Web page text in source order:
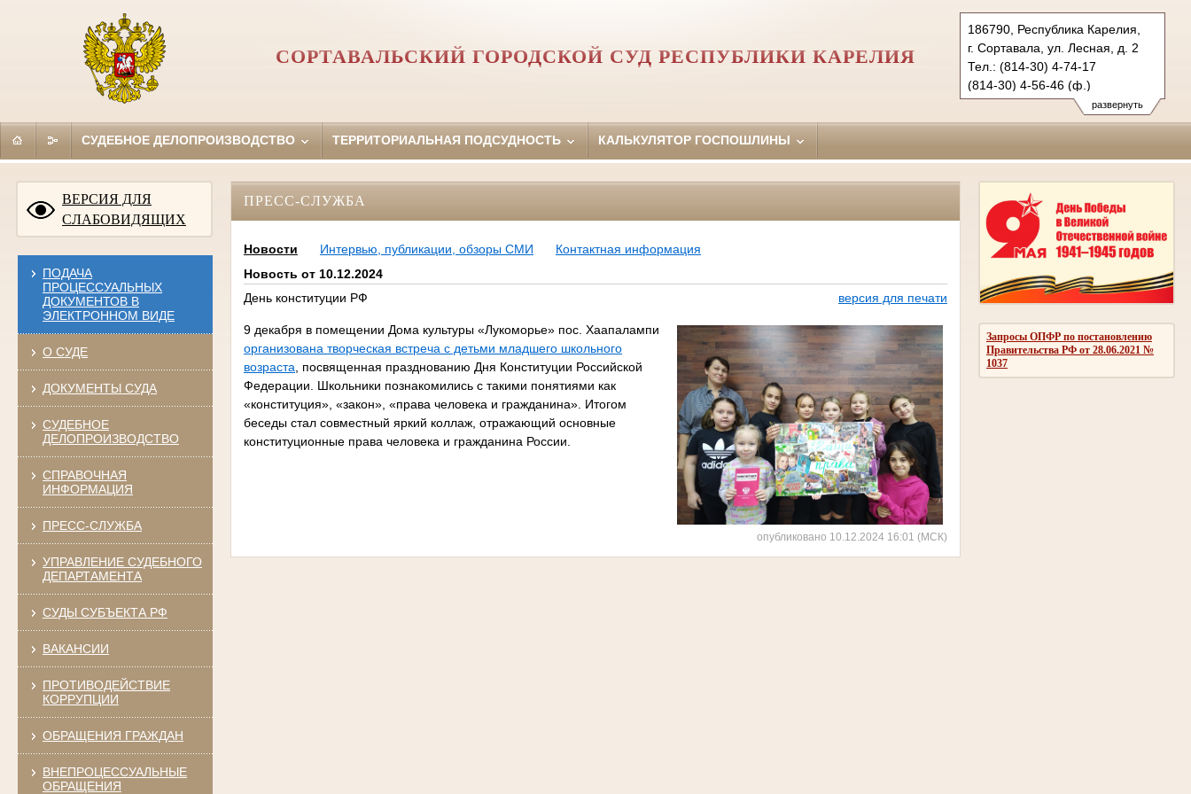
развернуть
186790, Республика Карелия,
г. Сортавала, ул. Лесная, д. 2
Тел.: (814-30) 4-74-17
(814-30) 4-56-46 (ф.)
sortavalsky.kar@sudrf.ru
СОРТАВАЛЬСКИЙ ГОРОДСКОЙ СУД РЕСПУБЛИКИ КАРЕЛИЯ
СУДЕБНОЕ ДЕЛОПРОИЗВОДСТВО ТЕРРИТОРИАЛЬНАЯ ПОДСУДНОСТЬ КАЛЬКУЛЯТОР ГОСПОШЛИНЫ
ВЕРСИЯ ДЛЯ
СЛАБОВИДЯЩИХ
ПОДАЧА
ПРОЦЕССУАЛЬНЫХ
ДОКУМЕНТОВ В
ЭЛЕКТРОННОМ ВИДЕ
О СУДЕ
ДОКУМЕНТЫ СУДА
СУДЕБНОЕ
ДЕЛОПРОИЗВОДСТВО
СПРАВОЧНАЯ
ИНФОРМАЦИЯ
ПРЕСС-СЛУЖБА
УПРАВЛЕНИЕ СУДЕБНОГО
ДЕПАРТАМЕНТА
СУДЫ СУБЪЕКТА РФ
ВАКАНСИИ
ПРОТИВОДЕЙСТВИЕ
КОРРУПЦИИ
ОБРАЩЕНИЯ ГРАЖДАН
ВНЕПРОЦЕССУАЛЬНЫЕ
ОБРАЩЕНИЯ
Запросы ОПФР по постановлению
Правительства РФ от 28.06.2021 №
1037
ПРЕСС-СЛУЖБА
Новости Интервью, публикации, обзоры СМИ
Контактная информация
Новость от 10.12.2024
День конституции РФ
версия для печати
9 декабря в помещении Дома культуры «Лукоморье» пос. Хаапалампи
организована творческая встреча с детьми младшего школьного
возраста , посвященная празднованию Дня Конституции Российской
Федерации. Школьники познакомились с такими понятиями как
«конституция», «закон», «права человека и гражданина». Итогом
беседы стал совместный яркий коллаж, отражающий основные
конституционные права человека и гражданина России.
опубликовано 10.12.2024 16:01 (МСК)